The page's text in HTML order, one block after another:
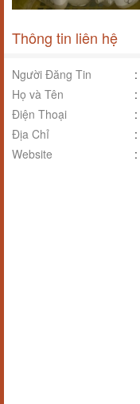
Thông tin liên hệ
Người Đăng Tin :
Họ và Tên
:
Điện Thoại
:
Địa Chỉ
:
Website
: